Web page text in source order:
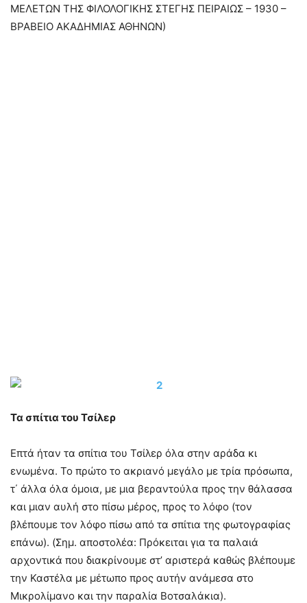
ΜΕΛΕΤΩΝ ΤΗΣ ΦΙΛΟΛΟΓΙΚΗΣ ΣΤΕΓΗΣ ΠΕΙΡΑΙΩΣ – 1930 –
ΒΡΑΒΕΙΟ ΑΚΑΔΗΜΙΑΣ ΑΘΗΝΩΝ)
Τα σπίτια του Τσίλερ
Επτά ήταν τα σπίτια του Τσίλερ όλα στην αράδα κι
ενωμένα. Το πρώτο το ακριανό μεγάλο με τρία πρόσωπα,
τ΄ άλλα όλα όμοια, με μια βεραντούλα προς την θάλασσα
και μιαν αυλή στο πίσω μέρος, προς το λόφο (τον
βλέπουμε τον λόφο πίσω από τα σπίτια της φωτογραφίας
επάνω). (Σημ. αποστολέα: Πρόκειται για τα παλαιά
αρχοντικά που διακρίνουμε στ’ αριστερά καθώς βλέπουμε
την Καστέλα με μέτωπο προς αυτήν ανάμεσα στο
Μικρολίμανο και την παραλία Βοτσαλάκια).